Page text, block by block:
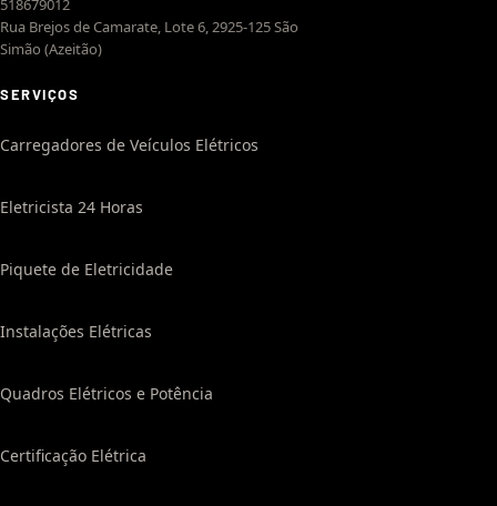
518679012
Rua Brejos de Camarate, Lote 6, 2925-125 São
Simão (Azeitão)
SERVIÇOS
Carregadores de Veículos Elétricos
Eletricista 24 Horas
Piquete de Eletricidade
Instalações Elétricas
Quadros Elétricos e Potência
Certificação Elétrica